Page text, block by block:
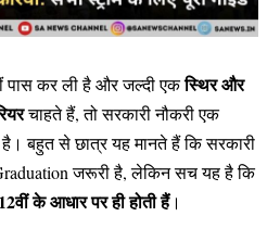
पास कर ली है और जल्दी एकस्थिर और
चाहते हैं, तो सरकारी नौकरी एक
बहुत से छात्र यह मानते हैं कि सरकारी
जरूरी है, लेकिन सच यह है कि
के आधार पर ही होती हैं।